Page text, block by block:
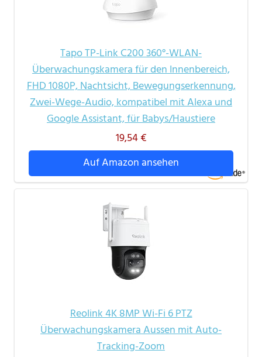
Tapo TP-Link C200 360°-WLAN-
Überwachungskamera für den Innenbereich,
FHD 1080P, Nachtsicht, Bewegungserkennung,
Zwei-Wege-Audio, kompatibel mit Alexa und
Google Assistant, für Babys/Haustiere
19,54 €
Auf Amazon ansehen
Reolink 4K 8MP Wi-Fi 6 PTZ
Überwachungskamera Aussen mit Auto-
Tracking-Zoom